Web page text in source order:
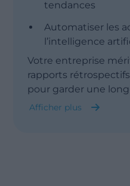
tendances
Automatiser les
l’intelligence
Votre entreprise
rapports
pour garder une
Afficher plus